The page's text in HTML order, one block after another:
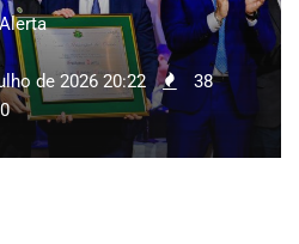
de 2026 20:22
38